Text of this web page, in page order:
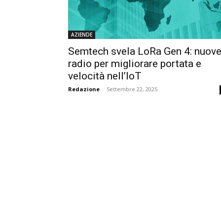
AZIENDE
Semtech svela LoRa Gen 4: nuove
radio per migliorare portata e
velocità nell’IoT
Redazione - Settembre 22, 2025